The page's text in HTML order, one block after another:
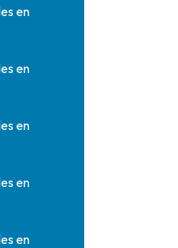
en
en
en
en
en